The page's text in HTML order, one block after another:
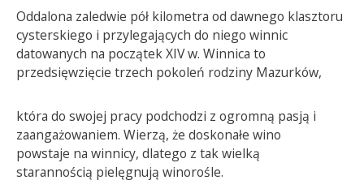
Oddalona zaledwie pół kilometra od dawnego klasztoru
cysterskiego i przylegających do niego winnic
datowanych na początek XIV w. Winnica to
przedsięwzięcie trzech pokoleń rodziny Mazurków,
która do swojej pracy podchodzi z ogromną pasją i
zaangażowaniem. Wierzą, że doskonałe wino
powstaje na winnicy, dlatego z tak wielką
starannością pielęgnują winorośle.